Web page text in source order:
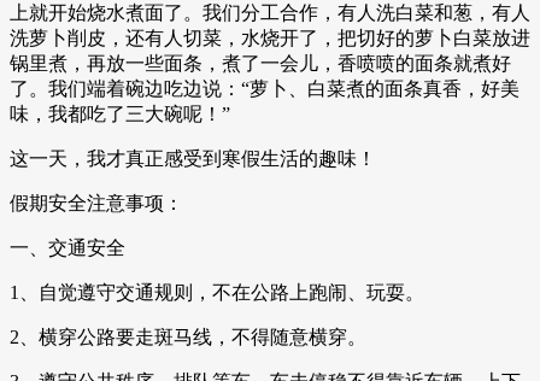
上就开始烧水煮面了。我们分工合作，有人洗白菜和葱，有人
洗萝卜削皮，还有人切菜，水烧开了，把切好的萝卜白菜放进
锅里煮，再放一些面条，煮了一会儿，香喷喷的面条就煮好
了。我们端着碗边吃边说：“萝卜、白菜煮的面条真香，好美
味，我都吃了三大碗呢！”
这一天，我才真正感受到寒假生活的趣味！
假期安全注意事项：
一、交通安全
1、自觉遵守交通规则，不在公路上跑闹、玩耍。
2、横穿公路要走斑马线，不得随意横穿。